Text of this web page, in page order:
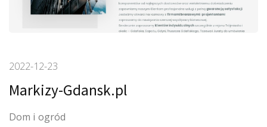
2022-12-23
Markizy-Gdansk.pl
Dom i ogród